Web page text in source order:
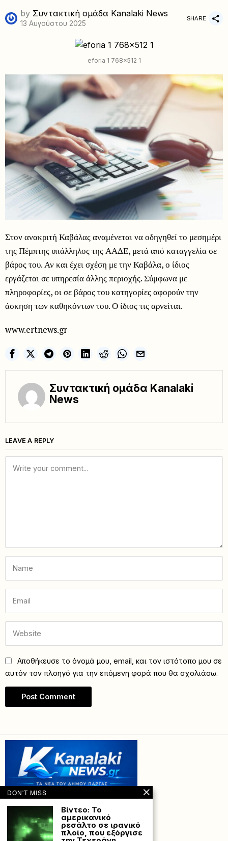
by Συντακτική ομάδα Kanalaki News
13 Αυγούστου 2025
SHARE
eforia 1 768x512 1
Στον ανακριτή Καβάλας αναμένεται να οδηγηθεί το μεσημέρι
της Πέμπτης υπάλληλος της ΑΑΔΕ, μετά από καταγγελία σε
βάρος του. Αν και έχει σχέση με την Καβάλα, ο ίδιος
εργάζεται σε υπηρεσία άλλης περιοχής. Σύμφωνα με
πληροφορίες, οι σε βάρος του κατηγορίες αφορούν την
άσκηση των καθηκόντων του. Ο ίδιος τις αρνείται.
www.ertnews.gr
Συντακτική ομάδα Kanalaki
News
LEAVE A REPLY
Αποθήκευσε το όνομά μου, email, και τον ιστότοπο μου σε
αυτόν τον πλοηγό για την επόμενη φορά που θα σχολιάσω.
DON'T MISS
Βίντεο: To
αμερικανικό
ρεσάλτο σε ιρανικό
πλοίο, που εξόργισε